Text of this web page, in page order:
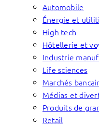
Automobile
Énergie et
High tech
Hôtellerie et
Industrie
Life sciences
Marchés
Médias et
Produits de
Retail